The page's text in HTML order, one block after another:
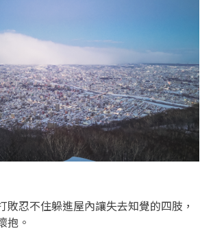
敗忍不住躲進屋內讓失去知覺的四肢，
抱。